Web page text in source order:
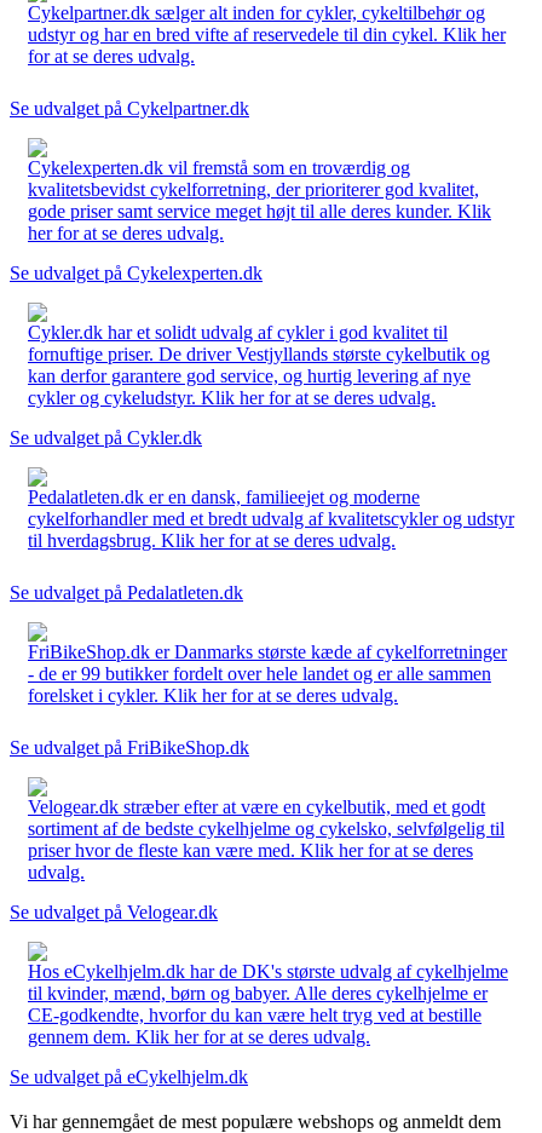
Cykelpartner.dk sælger alt inden for cykler, cykeltilbehør og
udstyr og har en bred vifte af reservedele til din cykel. Klik her
for at se deres udvalg.
Se udvalget på Cykelpartner.dk
Cykelexperten.dk vil fremstå som en troværdig og
kvalitetsbevidst cykelforretning, der prioriterer god kvalitet,
gode priser samt service meget højt til alle deres kunder. Klik
her for at se deres udvalg.
Se udvalget på Cykelexperten.dk
Cykler.dk har et solidt udvalg af cykler i god kvalitet til
fornuftige priser. De driver Vestjyllands største cykelbutik og
kan derfor garantere god service, og hurtig levering af nye
cykler og cykeludstyr. Klik her for at se deres udvalg.
Se udvalget på Cykler.dk
Pedalatleten.dk er en dansk, familieejet og moderne
cykelforhandler med et bredt udvalg af kvalitetscykler og udstyr
til hverdagsbrug. Klik her for at se deres udvalg.
Se udvalget på Pedalatleten.dk
FriBikeShop.dk er Danmarks største kæde af cykelforretninger
- de er 99 butikker fordelt over hele landet og er alle sammen
forelsket i cykler. Klik her for at se deres udvalg.
Se udvalget på FriBikeShop.dk
Velogear.dk stræber efter at være en cykelbutik, med et godt
sortiment af de bedste cykelhjelme og cykelsko, selvfølgelig til
priser hvor de fleste kan være med. Klik her for at se deres
udvalg.
Se udvalget på Velogear.dk
Hos eCykelhjelm.dk har de DK's største udvalg af cykelhjelme
til kvinder, mænd, børn og babyer. Alle deres cykelhjelme er
CE-godkendte, hvorfor du kan være helt tryg ved at bestille
gennem dem. Klik her for at se deres udvalg.
Se udvalget på eCykelhjelm.dk
Vi har gennemgået de mest populære webshops og anmeldt dem